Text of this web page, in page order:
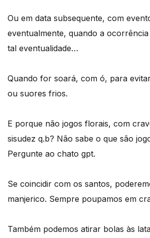
Ou em data subsequente, com
eventualmente, quando a
tal eventualidade…
Quando for soará, com ó, para
ou suores frios.
E porque não jogos florais, com
sisudez q.b? Não sabe o que são
Pergunte ao chato gpt.
Se coincidir com os santos,
manjerico. Sempre poupamos em
Também podemos atirar bolas às